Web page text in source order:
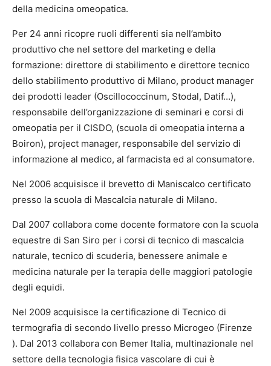
della medicina omeopatica.
Per 24 anni ricopre ruoli differenti sia nell’ambito
produttivo che nel settore del marketing e della
formazione: direttore di stabilimento e direttore tecnico
dello stabilimento produttivo di Milano, product manager
dei prodotti leader (Oscillococcinum, Stodal, Datif…),
responsabile dell’organizzazione di seminari e corsi di
omeopatia per il CISDO, (scuola di omeopatia interna a
Boiron), project manager, responsabile del servizio di
informazione al medico, al farmacista ed al consumatore.
Nel 2006 acquisisce il brevetto di Maniscalco certificato
presso la scuola di Mascalcia naturale di Milano.
Dal 2007 collabora come docente formatore con la scuola
equestre di San Siro per i corsi di tecnico di mascalcia
naturale, tecnico di scuderia, benessere animale e
medicina naturale per la terapia delle maggiori patologie
degli equidi.
Nel 2009 acquisisce la certificazione di Tecnico di
termografia di secondo livello presso Microgeo (Firenze
). Dal 2013 collabora con Bemer Italia, multinazionale nel
settore della tecnologia fisica vascolare di cui è